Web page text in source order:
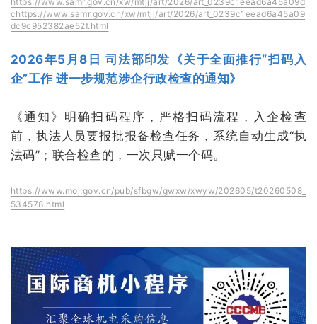
chttps://www.samr.gov.cn/xw/mtjj/art/2026/art_0239c1eead6a45a09
dc9c952382ae52f.html
2026年5月8日 司法部印发《关于全面推行“扫码入
企”工作 进一步规范涉企行政检查的通知》
《通知》明确扫码程序，严格扫码流程，入企检查
前，执法人员要报批报备检查任务，系统自动生成“执
法码”；联合检查的，一次只赋一个码。
https://www.moj.gov.cn/pub/sfbgw/gwxw/xwyw/202605/t20260508_
534578.html